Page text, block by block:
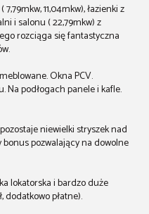
11,04mkw), łazienki z
i salonu ( 22,79mkw) z
rozciąga się fantastyczna
Okna PCV.
Na podłogach panele i kafle.
niewielki stryszek nad
bonus pozwalający na dowolne
lokatorska i bardzo duże
dodatkowo płatne).